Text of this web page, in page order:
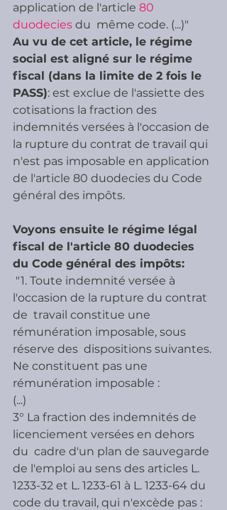
application de l'article 80
duodecies du  même code. (...)"
Au vu de cet article, le régime
social est aligné sur le régime
fiscal (dans la limite de 2 fois le
PASS): est exclue de l'assiette des
cotisations la fraction des
indemnités versées à l'occasion de
la rupture du contrat de travail qui
n'est pas imposable en application
de l'article 80 duodecies du Code
général des impôts.
Voyons ensuite le régime légal
fiscal de l'article 80 duodecies
du Code général des impôts:
l'occasion de la rupture du contrat
de  travail constitue une
rémunération imposable, sous
réserve des  dispositions suivantes.
Ne constituent pas une
rémunération imposable :
(...)
3° La fraction des indemnités de
licenciement versées en dehors
du  cadre d'un plan de sauvegarde
de l'emploi au sens des articles L.
1233-32 et L. 1233-61 à L. 1233-64 du
code du travail, qui n'excède pas :